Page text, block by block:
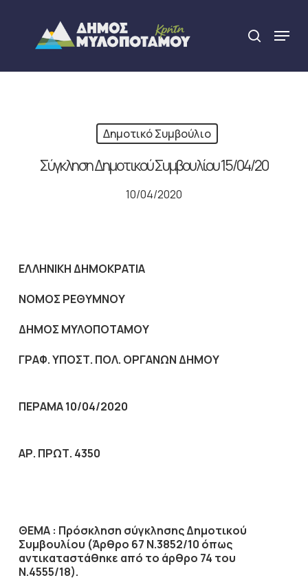
content
search
Menu
Δημοτικό Συμβούλιο
Σύγκληση Δημοτικού Συμβουλίου 15/04/20
10/04/2020
ΕΛΛΗΝΙΚΗ ΔΗΜΟΚΡΑΤΙΑ
NOMOΣ ΡΕΘΥΜΝΟΥ
ΔΗΜΟΣ ΜΥΛΟΠΟΤΑΜΟΥ
ΓΡΑΦ. ΥΠΟΣΤ. ΠΟΛ. ΟΡΓΑΝΩΝ ΔΗΜΟΥ
ΠΕΡΑΜΑ 10/04/2020
ΑΡ. ΠΡΩΤ. 4350
ΘΕΜΑ : Πρόσκληση σύγκλησης Δημοτικού
Συμβουλίου (Άρθρο 67 Ν.3852/10 όπως
αντικαταστάθηκε από το άρθρο 74 του
Ν.4555/18).
Close